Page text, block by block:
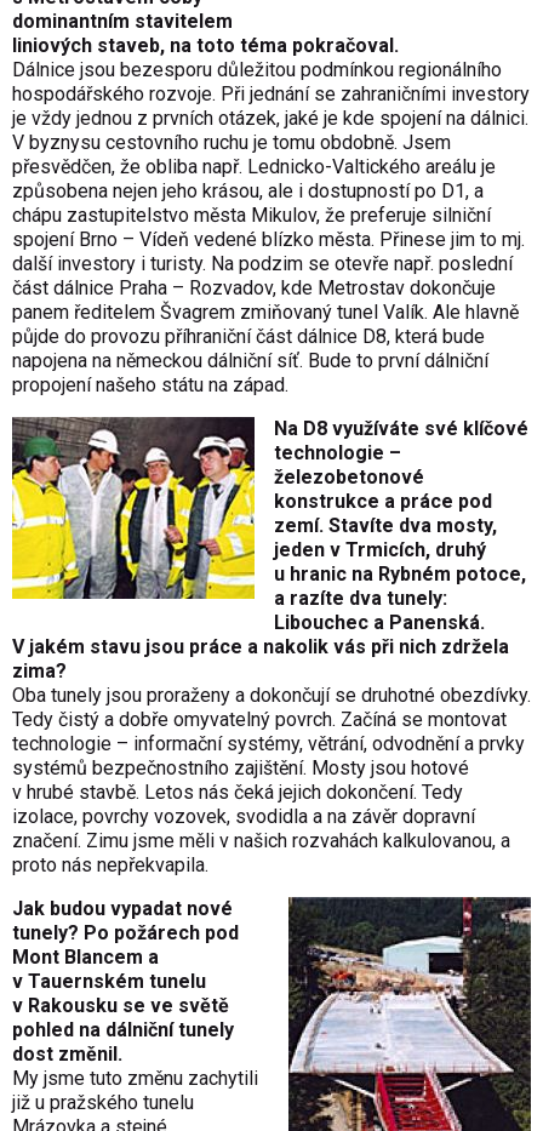
dominantním stavitelem
liniových staveb, na toto téma pokračoval.
Dálnice jsou bezesporu důležitou podmínkou regionálního
hospodářského rozvoje. Při jednání se zahraničními investory
je vždy jednou z prvních otázek, jaké je kde spojení na dálnici.
V byznysu cestovního ruchu je tomu obdobně. Jsem
přesvědčen, že obliba např. Lednicko-Valtického areálu je
způsobena nejen jeho krásou, ale i dostupností po D1, a
chápu zastupitelstvo města Mikulov, že preferuje silniční
spojení Brno – Vídeň vedené blízko města. Přinese jim to mj.
další investory i turisty. Na podzim se otevře např. poslední
část dálnice Praha – Rozvadov, kde Metrostav dokončuje
panem ředitelem Švagrem zmiňovaný tunel Valík. Ale hlavně
půjde do provozu příhraniční část dálnice D8, která bude
napojena na německou dálniční síť. Bude to první dálniční
propojení našeho státu na západ.
Na D8 využíváte své klíčové
technologie –
železobetonové
konstrukce a práce pod
zemí. Stavíte dva mosty,
jeden v Trmicích, druhý
u hranic na Rybném potoce,
a razíte dva tunely:
Libouchec a Panenská.
V jakém stavu jsou práce a nakolik vás při nich zdržela
zima?
Oba tunely jsou proraženy a dokončují se druhotné obezdívky.
Tedy čistý a dobře omyvatelný povrch. Začíná se montovat
technologie – informační systémy, větrání, odvodnění a prvky
systémů bezpečnostního zajištění. Mosty jsou hotové
v hrubé stavbě. Letos nás čeká jejich dokončení. Tedy
izolace, povrchy vozovek, svodidla a na závěr dopravní
značení. Zimu jsme měli v našich rozvahách kalkulovanou, a
proto nás nepřekvapila.
Jak budou vypadat nové
tunely? Po požárech pod
Mont Blancem a
v Tauernském tunelu
v Rakousku se ve světě
pohled na dálniční tunely
dost změnil.
My jsme tuto změnu zachytili
již u pražského tunelu